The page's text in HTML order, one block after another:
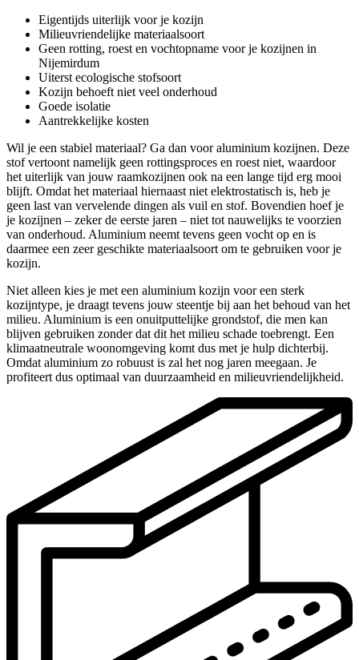
Eigentijds uiterlijk voor je kozijn
Milieuvriendelijke materiaalsoort
Geen rotting, roest en vochtopname voor je kozijnen in
Nijemirdum
Uiterst ecologische stofsoort
Kozijn behoeft niet veel onderhoud
Goede isolatie
Aantrekkelijke kosten
Wil je een stabiel materiaal? Ga dan voor aluminium kozijnen. Deze
stof vertoont namelijk geen rottingsproces en roest niet, waardoor
het uiterlijk van jouw raamkozijnen ook na een lange tijd erg mooi
blijft. Omdat het materiaal hiernaast niet elektrostatisch is, heb je
geen last van vervelende dingen als vuil en stof. Bovendien hoef je
je kozijnen – zeker de eerste jaren – niet tot nauwelijks te voorzien
van onderhoud. Aluminium neemt tevens geen vocht op en is
daarmee een zeer geschikte materiaalsoort om te gebruiken voor je
kozijn.
Niet alleen kies je met een aluminium kozijn voor een sterk
kozijntype, je draagt tevens jouw steentje bij aan het behoud van het
milieu. Aluminium is een onuitputtelijke grondstof, die men kan
blijven gebruiken zonder dat dit het milieu schade toebrengt. Een
klimaatneutrale woonomgeving komt dus met je hulp dichterbij.
Omdat aluminium zo robuust is zal het nog jaren meegaan. Je
profiteert dus optimaal van duurzaamheid en milieuvriendelijkheid.